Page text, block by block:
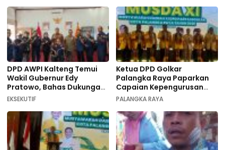
DPD AWPI Kalteng Temui
Wakil Gubernur Edy
Pratowo, Bahas Dukungan
Kongres Nasional II AWPI di
EKSEKUTIF
Ketua DPD Golkar
Palangka Raya Paparkan
Capaian Kepengurusan
pada Pembukaan Musda XI
PALANGKA RAYA